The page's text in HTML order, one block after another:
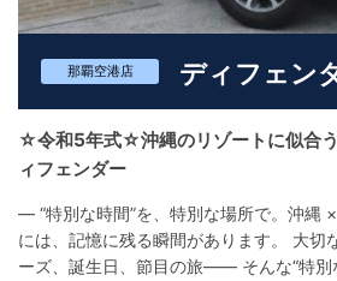
那覇空港店 ディフェン
☆令和5年式☆沖縄のリゾートに似合
ィフェンダー
― “特別な時間”を、特別な場所で。沖縄 ×
には、記憶に残る瞬間があります。 大切
ーズ、誕生日、節目の旅―― そんな“特別